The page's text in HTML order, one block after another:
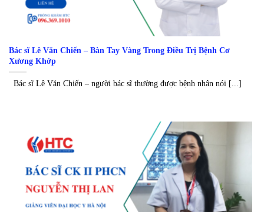
Bác sĩ Lê Văn Chiến – Bàn Tay Vàng Trong Điều Trị Bệnh Cơ
Xương Khớp
Bác sĩ Lê Văn Chiến – người bác sĩ thường được bệnh nhân nói [...]